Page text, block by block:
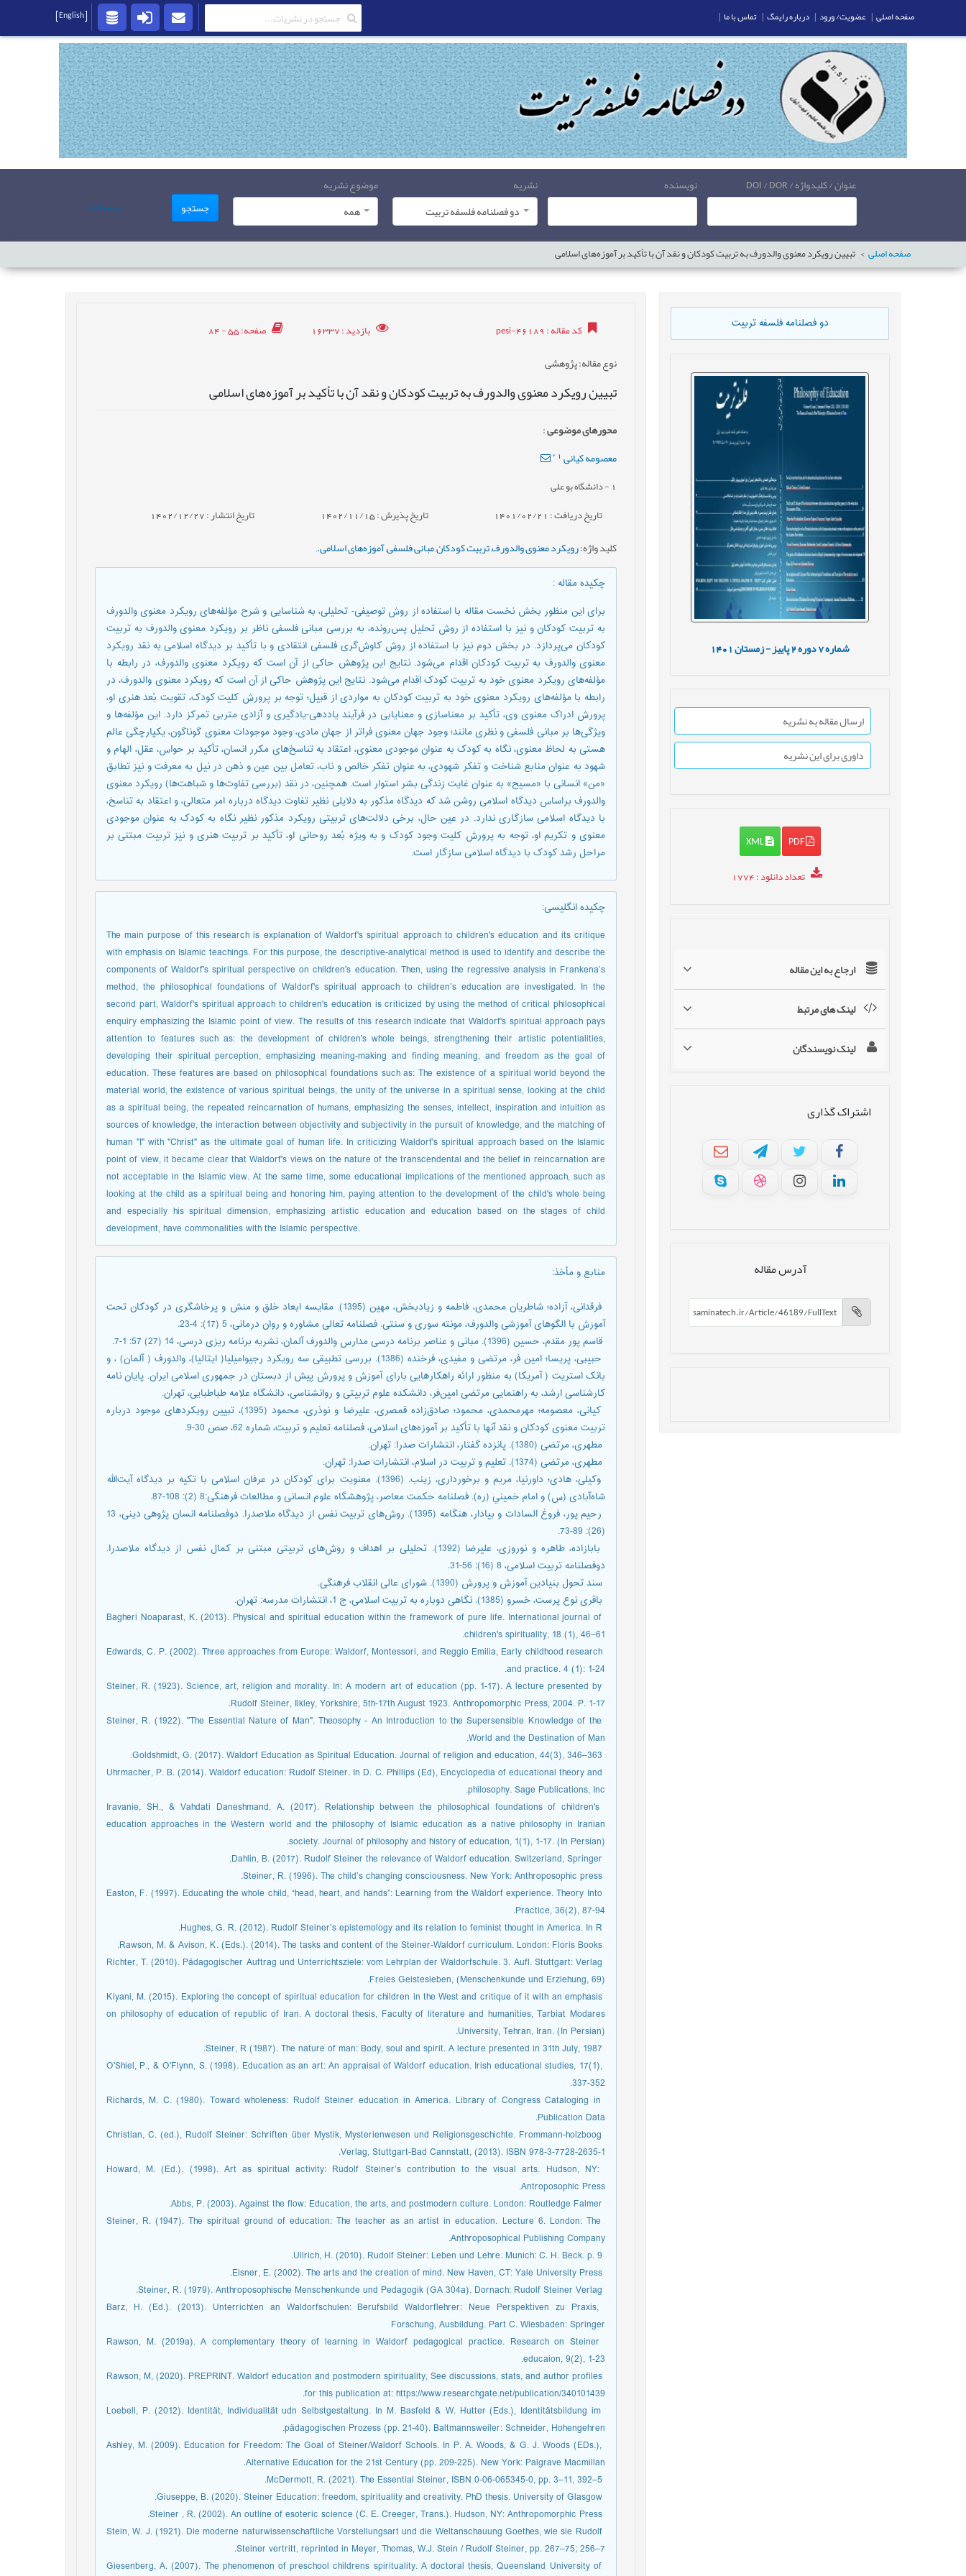
عنوان / کلیدواژه / DOI / DOR نویسنده
نشریه
دو فصلنامه فلسفه تربیت
موضوع نشریه
همه
جستجو پیشرفته
صفحه اصلی تبیین رویکرد معنوی والدورف به تربیت کودکان و نقد آن با تأکید بر آموزه‌های اسلامی
دو فصلنامه فلسفه تربیت
شماره دوره پاییز - زمستان1401
ارسال مقاله به نشریه
داوری برای این نشریه
PDF
XML
تعداد دانلود: 1774
ارجاع به این مقاله
لینک های مرتبط
لینک نویسندگان
اشتراک گذاری
آدرس مقاله
کد مقاله: pesi-46189 بازدید: 16337 صفحه: 55 - 84
نوع مقاله: پژوهشی
تبیین رویکرد معنوی والدورف به تربیت کودکان و نقد آن با تأکید بر آموزه‌های اسلامی
محورهای موضوعی:
معصومه کیانی 1
*
1 - دانشگاه بو علی
تاریخ دریافت : 1401/02/21 تاریخ پذیرش : 1402/11/15 تاریخ انتشار : 1402/12/27
کلید واژه:رویکرد معنوی والدورف,تربیت کودکان,مبانی فلسفی,آموزه‌های اسلامی.,
چکیده مقاله:
برای این منظور بخش نخست مقاله با استفاده از روش توصیفی- تحلیلی، به شناسایی و شرح مؤلفه‌های رویکرد معنوی والدورف
به تربیت کودکان و نیز با استفاده از روش تحلیل پس‌رونده، به بررسی مبانی فلسفی ناظر بر رویکرد معنوی والدورف به تربیت
کودکان می‌پردازد. در بخش دوم نیز با استفاده از روش کاوش‌گری فلسفی انتقادی و با تأکید بر دیدگاه اسلامی به نقد رویکرد
معنوی والدورف به تربیت کودکان اقدام می‌شود. نتایج این پژوهش حاکی از آن است که رویکرد معنوی والدورف، در رابطه با
مؤلفه‌های رویکرد معنوی خود به تربیت کودک اقدام می‌شود. نتایج این پژوهش حاکی از آن است که رویکرد معنوی والدورف، در
رابطه با مؤلفه‌های رویکرد معنوی خود به تربیت کودکان به مواردی از قبیل؛ توجه بر پرورش کلیت کودک، تقویت بُعد هنری او،
پرورش ادراک معنوی وی، تأکید بر معناسازی و معنایابی در فرآیند یاددهی-یادگیری و آزادی متربی تمرکز دارد. این مؤلفه‌ها و
ویژگی‌ها بر مبانی فلسفی و نظری مانند؛ وجود جهان معنوی فراتر از جهان مادی، وجود موجودات معنوی گوناگون، یکپارچگی عالم
هستی به لحاظ معنوی، نگاه به کودک به عنوان موجودی معنوی، اعتقاد به تناسخ‌های مکرر انسان، تأکید بر حواس، عقل، الهام و
شهود به عنوان منابع شناخت و تفکر شهودی، به عنوان تفکر خالص و ناب، تعامل بین عین و ذهن در نیل به معرفت و نیز تطابق
«من» انسانی با «مسیح» به عنوان غایت زندگی بشر استوار است. همچنین، در نقد (بررسی تفاوت‌ها و شباهت‌ها) رویکرد معنوی
والدورف براساس دیدگاه اسلامی روشن شد که دیدگاه مذکور به دلایلی نظیر تفاوت دیدگاه درباره امر متعالی، و اعتقاد به تناسخ،
با دیدگاه اسلامی سازگاری ندارد. در عین‌ حال، برخی دلالت‌های تربیتی رویکرد مذکور نظیر نگاه به کودک به عنوان موجودی
معنوی و تکریم او، توجه به پرورش کلیت وجود کودک و به ویژه بُعد روحانی او، تأکید بر تربیت هنری و نیز تربیت مبتنی بر
مراحل رشد کودک با دیدگاه اسلامی سازگار است.
چکیده انگلیسی:
The main purpose of this research is explanation of Waldorf's spiritual approach to children's education and its critique
with emphasis on Islamic teachings. For this purpose, the descriptive-analytical method is used to identify and describe the
components of Waldorf's spiritual perspective on children's education. Then, using the regressive analysis in Frankena’s
method, the philosophical foundations of Waldorf's spiritual approach to children’s education are investigated. In the
second part, Waldorf's spiritual approach to children's education is criticized by using the method of critical philosophical
enquiry emphasizing the Islamic point of view. The results of this research indicate that Waldorf's spiritual approach pays
attention to features such as: the development of children's whole beings, strengthening their artistic potentialities,
developing their spiritual perception, emphasizing meaning-making and finding meaning, and freedom as the goal of
education. These features are based on philosophical foundations such as: The existence of a spiritual world beyond the
material world, the existence of various spiritual beings, the unity of the universe in a spiritual sense, looking at the child
as a spiritual being, the repeated reincarnation of humans, emphasizing the senses, intellect, inspiration and intuition as
sources of knowledge, the interaction between objectivity and subjectivity in the pursuit of knowledge, and the matching of
human "I" with "Christ" as the ultimate goal of human life. In criticizing Waldorf's spiritual approach based on the Islamic
point of view, it became clear that Waldorf's views on the nature of the transcendental and the belief in reincarnation are
not acceptable in the Islamic view. At the same time, some educational implications of the mentioned approach, such as
looking at the child as a spiritual being and honoring him, paying attention to the development of the child's whole being
and especially his spiritual dimension, emphasizing artistic education and education based on the stages of child
development, have commonalities with the Islamic perspective.
منابع و مأخذ:
­ فرقدانی، آزاده؛ شاطریان محمدی، فاطمه و زیادبخش، مهین (1395). مقایسه ابعاد خلق و منش و پرخاشگری در کودکان تحت
آموزش با الگوهای آموزشی والدورف، مونته سوری و سنتی. فصلنامه تعالی مشاوره و روان درمانی، 5 (17): 4-23.
­ قاسم پور مقدم، حسین (1396). مبانی و عناصر برنامه درسی مدارس والدورف آلمان، نشریه برنامه ریزی درسی، 14 (27) 57: 1-7.
­ حبیبی، پریسا؛ امین فر، مرتضی و مفیدی، فرخنده (1386). بررسی تطبیقی سه رویکرد رجیوامیلیا( ایتالیا)، والدورف ( آلمان) ، و
بانک استریت ( آمریکا) به منظور ارائه راهکارهایی بارای آموزش و پرورش پیش از دبستان در جمهوری اسلامی ایران. پایان نامه
کارشناسی ارشد، به راهنمایی مرتضی امین‌فر، دانشکده علوم تربیتی و روانشناسی، دانشگاه علامه طباطبایی، تهران.
­ کیانی، معصومه؛ مهرمحمدی، محمود؛ صادق‌زاده قمصری، علیرضا و نوذری، محمود (1395)، تبیین رویکردهای موجود درباره
تربیت معنوی کودکان و نقد آنها با تأکید بر آموزه‌های اسلامی، فصلنامه تعلیم و تربیت، شماره 62، صص 30-9.
­ مطهری، مرتضی (1380). پانزده گفتار، انتشارات صدرا: تهران.
­ مطهری، مرتضی (1374). تعلیم و تربیت در اسلام، انتشارات صدرا: تهران.
­ وکیلی، هادی؛ داورنیا، مریم و برخورداری، زینب. (1396). معنويت برای كودكان در عرفان اسلامی با تكيه بر ديدگاه آيت‌الله
شاه‌آبادی (س) و امام خميني (ره). فصلنامه حكمت معاصر، پژوهشگاه علوم انسانی و مطالعات فرهنگی:8 (2): 108-87.
­ رحیم پور، فروغ السادات و بیادار، هنگامه (1395). روش‌های تربیت نفس از دیدگاه ملاصدرا. دوفصلنامه انسان پژوهی دینی، 13
(26): 89-73.
­ بابازاده، طاهره و نوروزی، علیرضا (1392). تحلیلی بر اهداف و روش‌های تربیتی مبتنی بر کمال نفس از دیدگاه ملاصدرا.
دوفصلنامه تربیت اسلامی، 8 (16): 56-31.
­ سند تحول بنیادین آموزش و پرورش (1390). شورای عالی انقلاب فرهنگی.
­ باقری نوع پرست، خسرو (1385). نگاهی دوباره به تربیت اسلامی، ج 1، انتشارات مدرسه: تهران.
­ Bagheri Noaparast, K. (2013). Physical and spiritual education within the framework of pure life. International journal of
children's spirituality, 18 (1), 46–61.
­ Edwards, C. P. (2002). Three approaches from Europe: Waldorf, Montessori, and Reggio Emilia, Early childhood research
and practice. 4 (1): 1-24.
­ Steiner, R. (1923). Science, art, religion and morality. In: A modern art of education (pp. 1-17). A lecture presented by
Rudolf Steiner, Ilkley, Yorkshire, 5th-17th August 1923. Anthropomorphic Press, 2004. P. 1-17.
­ Steiner, R. (1922). "The Essential Nature of Man". Theosophy - An Introduction to the Supersensible Knowledge of the
World and the Destination of Man.
­ Uhrmacher, P. B. (2014). Waldorf education: Rudolf Steiner. In D. C. Phillips (Ed), Encyclopedia of educational theory and
philosophy. Sage Publications, Inc.
­ Iravanie, SH., & Vahdati Daneshmand, A. (2017). Relationship between the philosophical foundations of children's
education approaches in the Western world and the philosophy of Islamic education as a native philosophy in Iranian
society. Journal of philosophy and history of education, 1(1), 1-17. (In Persian).
­ Easton, F. (1997). Educating the whole child, “head, heart, and hands”: Learning from the Waldorf experience. Theory Into
Practice, 36(2), 87-94.
­ Richter, T. (2010). Pädagogischer Auftrag und Unterrichtsziele: vom Lehrplan der Waldorfschule. 3. Aufl. Stuttgart: Verlag
Freies Geistesleben, (Menschenkunde und Erziehung, 69).
­ Kiyani, M. (2015). Exploring the concept of spiritual education for children in the West and critique of it with an emphasis
on philosophy of education of republic of Iran. A doctoral thesis, Faculty of literature and humanities, Tarbiat Modares
University, Tehran, Iran. (In Persian).
­ O'Shiel, P., & O'Flynn, S. (1998). Education as an art: An appraisal of Waldorf education. Irish educational studies, 17(1),
337-352.
­ Richards, M. C. (1980). Toward wholeness: Rudolf Steiner education in America. Library of Congress Cataloging in
Publication Data.
­ Christian, C. (ed.), Rudolf Steiner: Schriften über Mystik, Mysterienwesen und Religionsgeschichte. Frommann-holzboog
Verlag, Stuttgart-Bad Cannstatt, (2013). ISBN 978-3-7728-2635-1.
­ Howard, M. (Ed.). (1998). Art as spiritual activity: Rudolf Steiner’s contribution to the visual arts. Hudson, NY:
Antroposophic Press.
­ Steiner, R. (1947). The spiritual ground of education: The teacher as an artist in education. Lecture 6. London: The
Anthroposophical Publishing Company.
­ Barz, H. (Ed.). (2013). Unterrichten an Waldorfschulen: Berufsbild Waldorflehrer: Neue Perspektiven zu Praxis,
Forschung, Ausbildung. Part C. Wiesbaden: Springer
­ Rawson, M. (2019a). A complementary theory of learning in Waldorf pedagogical practice. Research on Steiner
educaion, 9(2), 1-23.
­ Rawson, M, (2020). PREPRINT. Waldorf education and postmodern spirituality, See discussions, stats, and author profiles
for this publication at: https://www.researchgate.net/publication/340101439.
­ Loebell, P. (2012). Identität, Individualität udn Selbstgestaltung. In M. Basfeld & W. Hutter (Eds.), Identitätsbildung im
pädagogischen Prozess (pp. 21-40). Baltmannsweiler: Schneider, Hohengehren.
­ Ashley, M. (2009). Education for Freedom: The Goal of Steiner/Waldorf Schools. In P. A. Woods, & G. J. Woods (EDs.),
Alternative Education for the 21st Century (pp. 209-225). New York: Palgrave Macmillan.
­ Stein, W. J. (1921). Die moderne naturwissenschaftliche Vorstellungsart und die Weltanschauung Goethes, wie sie Rudolf
Steiner vertritt, reprinted in Meyer, Thomas, W.J. Stein / Rudolf Steiner, pp. 267–75; 256–7.
­ Giesenberg, A. (2007). The phenomenon of preschool childrens spirituality. A doctoral thesis, Queensland University of
صفحه اصلی | عضویت/ ورود | درباره رایمگ | تماس با ما |
[English]